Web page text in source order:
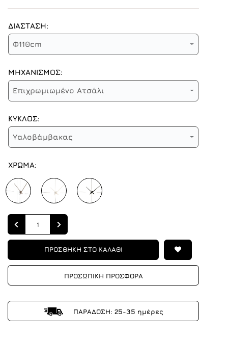
ΔΙΑΣΤΑΣΗ:
Φ110cm
ΜΗΧΑΝΙΣΜΟΣ:
Επιχρωμιωμένο Ατσάλι
ΚΥΚΛΟΣ:
Υαλοβάμβακας
ΧΡΩΜΑ:
Quantity
ΠΡΟΣΘΗΚΗ ΣΤΟ ΚΑΛΑΘΙ
ΠΡΟΣΩΠΙΚΗ ΠΡΟΣΦΟΡΑ
ΠΑΡΑΔΟΣΗ: 25-35 ημέρες